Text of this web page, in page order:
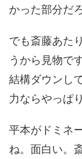
かった部分だ
でも斎藤あた
うから見物で
結構ダウンし
力ならやっぱ
平本がドミネ
ね。面白い。